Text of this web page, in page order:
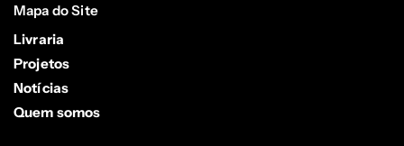
Mapa do Site
Livraria
Projetos
Notícias
Quem somos